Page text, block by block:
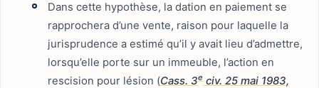
Dans cette hypothèse, la dation en paiement se
rapprochera d’une vente, raison pour laquelle la
jurisprudence a estimé qu’il y avait lieu d’admettre,
lorsqu’elle porte sur un immeuble, l’action en
rescision pour lésion (Cass. 3e civ. 25 mai 1983,